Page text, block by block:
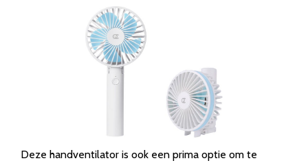
Deze handventilator is ook een prima optie om te